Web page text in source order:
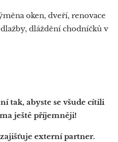
oken, dveří, renovace
dláždění chodníčků v
tak, abyste se všude cítili
ještě příjemněji!
externí partner.